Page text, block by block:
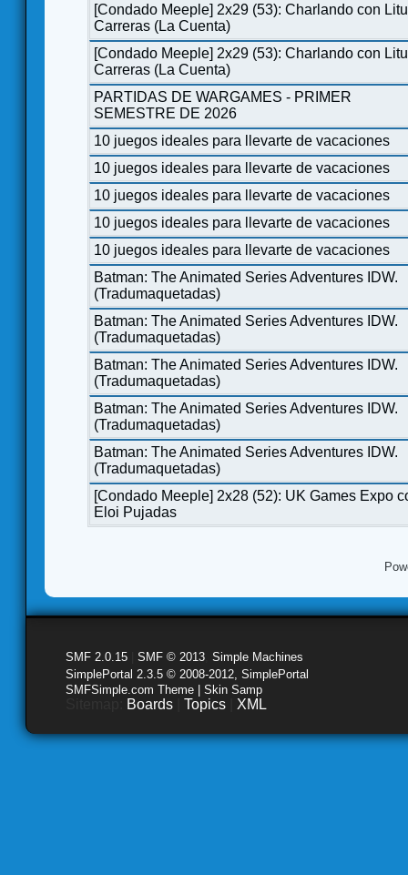
[Condado Meeple] 2x29 (53): Charlando con
Carreras (La Cuenta)
[Condado Meeple] 2x29 (53): Charlando con
Carreras (La Cuenta)
PARTIDAS DE WARGAMES - PRIMER
SEMESTRE DE 2026
10 juegos ideales para llevarte de vacaciones
10 juegos ideales para llevarte de vacaciones
10 juegos ideales para llevarte de vacaciones
10 juegos ideales para llevarte de vacaciones
10 juegos ideales para llevarte de vacaciones
Batman: The Animated Series Adventures IDW.
(Tradumaquetadas)
Batman: The Animated Series Adventures IDW.
(Tradumaquetadas)
Batman: The Animated Series Adventures IDW.
(Tradumaquetadas)
Batman: The Animated Series Adventures IDW.
(Tradumaquetadas)
Batman: The Animated Series Adventures IDW.
(Tradumaquetadas)
[Condado Meeple] 2x28 (52): UK Games Expo
Eloi Pujadas
SMF 2.0.15 SMF © 2013 Simple Machines
SimplePortal 2.3.5 © 2008-2012, SimplePortal
SMFSimple.com Theme | Skin Samp
Boards Topics XML